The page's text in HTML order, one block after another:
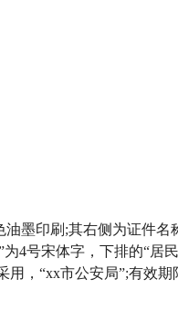
油墨印刷;其右侧为证件
4号宋体字，下排的“居
用，“xx市公安局”;有效